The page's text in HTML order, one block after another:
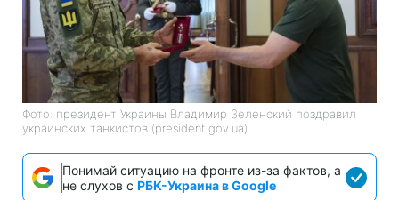
Фото: президент Украины Владимир Зеленский поздравил
украинских танкистов (president.gov.ua)
Понимай ситуацию на фронте из-за фактов, а
не слухов с РБК-Украина в Google